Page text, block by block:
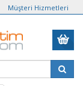
Müşteri Hizmetleri